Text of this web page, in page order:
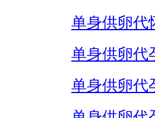
单身供卵代
单身供卵代
单身供卵代